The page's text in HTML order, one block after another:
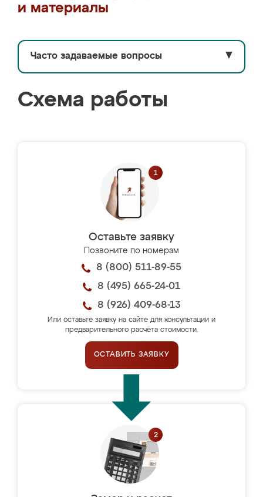
и материалы
Часто задаваемые вопросы ▼
Схема работы
Оставьте заявку
Позвоните по номерам
8 (800) 511-89-55
8 (495) 665-24-01
8 (926) 409-68-13
Или оставьте заявку на сайте для консультации и
предварительного расчёта стоимости.
ОСТАВИТЬ ЗАЯВКУ